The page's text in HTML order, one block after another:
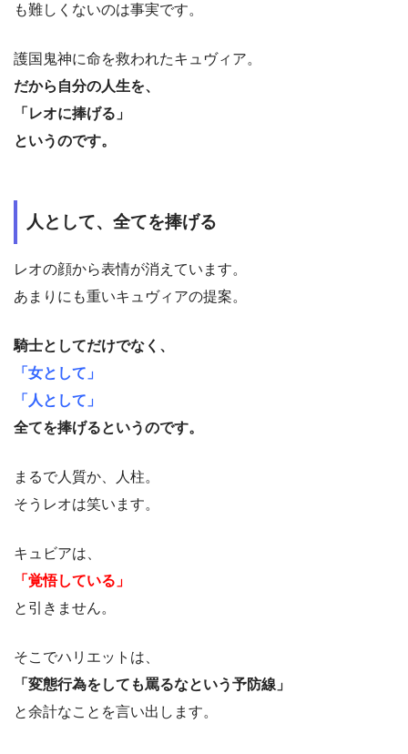
も難しくないのは事実です。
護国鬼神に命を救われたキュヴィア。
だから自分の人生を、
「レオに捧げる」
というのです。
人として、全てを捧げる
レオの顔から表情が消えています。
あまりにも重いキュヴィアの提案。
騎士としてだけでなく、
「女として」
「人として」
全てを捧げるというのです。
まるで人質か、人柱。
そうレオは笑います。
キュビアは、
「覚悟している」
と引きません。
そこでハリエットは、
「変態行為をしても罵るなという予防線」
と余計なことを言い出します。